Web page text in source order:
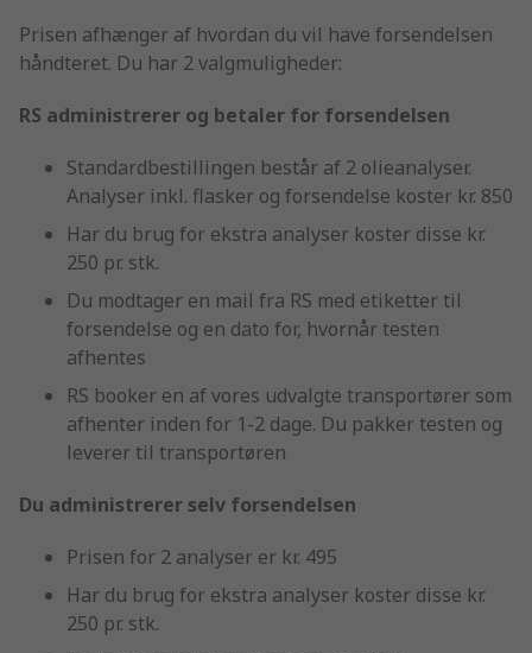
Prisen afhænger af hvordan du vil have forsendelsen
håndteret. Du har 2 valgmuligheder:
RS administrerer og betaler for forsendelsen
Standardbestillingen består af 2 olieanalyser.
Analyser inkl. flasker og forsendelse koster kr. 850
Har du brug for ekstra analyser koster disse kr.
250 pr. stk.
Du modtager en mail fra RS med etiketter til
forsendelse og en dato for, hvornår testen
afhentes
RS booker en af vores udvalgte transportører som
afhenter inden for 1-2 dage. Du pakker testen og
leverer til transportøren
Du administrerer selv forsendelsen
Prisen for 2 analyser er kr. 495
Har du brug for ekstra analyser koster disse kr.
250 pr. stk.